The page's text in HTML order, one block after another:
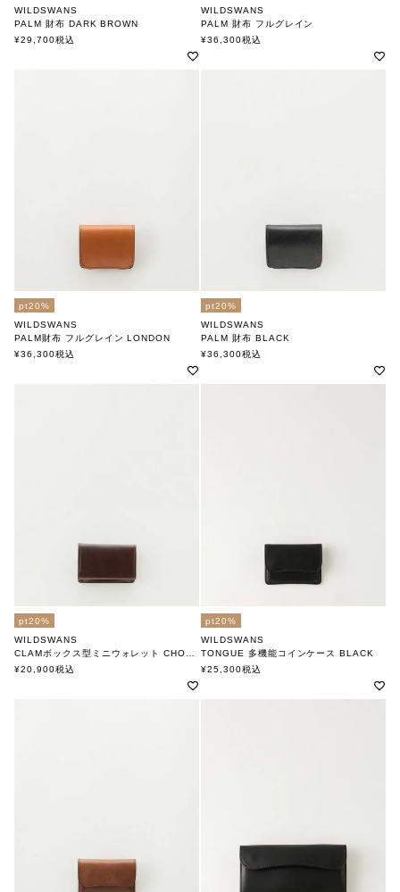
WILDSWANS
PALM 財布 DARK BROWN
ワイルドスワンズ
¥29,700税込
WILDSWANS
PALM 財布 フルグレイン
ワイルドスワンズ
¥36,300税込
pt20%
WILDSWANS
PALM財布 フルグレイン LONDON
ワイルドスワンズ
¥36,300税込
pt20%
WILDSWANS
PALM 財布 BLACK
ワイルドスワンズ
¥36,300税込
pt20%
WILDSWANS
CLAMボックス型ミニウォレット CHOCO
ワイルドスワンズ
¥20,900税込
pt20%
WILDSWANS
TONGUE 多機能コインケース BLACK
ワイルドスワンズ
¥25,300税込